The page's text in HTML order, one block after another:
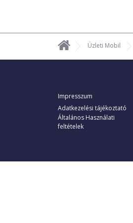
Üzleti Mobil
Impresszum
Adatkezelési tájékoztató
Általános Használati
feltételek